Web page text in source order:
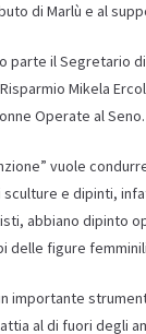
di Marlù e al
parte il Segretario
Mikela
Operate al Seno.
vuole
sculture e dipinti,
abbiano dipinto
delle figure
importante
al di fuori degli